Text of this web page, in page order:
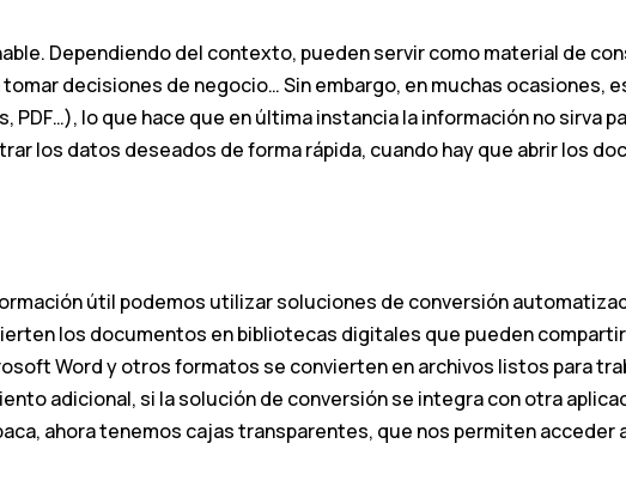
Dependiendo del contexto, pueden servir como material de
decisiones de negocio… Sin embargo, en muchas ocasiones,
lo que hace que en última instancia la información no sirva
los datos deseados de forma rápida, cuando hay que abrir los
útil podemos utilizar soluciones de conversión
los documentos en bibliotecas digitales que pueden
Word y otros formatos se convierten en archivos listos para
adicional, si la solución de conversión se integra con otra
ahora tenemos cajas transparentes, que nos permiten acceder